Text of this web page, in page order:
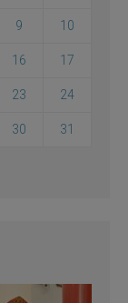
9 10
16 17
23 24
30 31